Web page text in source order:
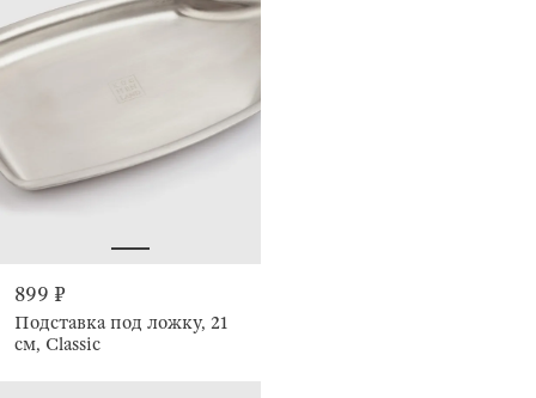
899 ₽
Подставка под ложку, 21
см, Classic